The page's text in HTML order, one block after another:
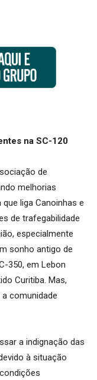
na SC-120
de
melhorias
liga Canoinhas e
de trafegabilidade
especialmente
sonho antigo de
350, em Lebon
Curitiba. Mas,
comunidade
a indignação das
à situação